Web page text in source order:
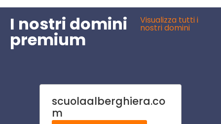
I nostri domini
premium
Visualizza tutti i
nostri domini
scuolaalberghiera.co
m